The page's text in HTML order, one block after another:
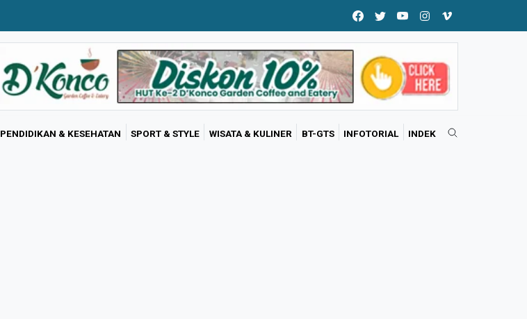
PENDIDIKAN & KESEHATAN SPORT & STYLE WISATA & KULINER BT-GTS INFOTORIAL INDEK